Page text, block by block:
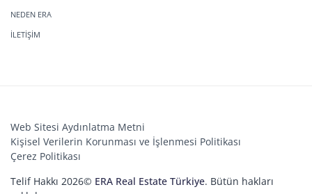
NEDEN ERA
İLETİŞİM
Web Sitesi Aydınlatma Metni
Kişisel Verilerin Korunması ve İşlenmesi Politikası
Çerez Politikası
Telif Hakkı 2026© ERA Real Estate Türkiye. Bütün hakları